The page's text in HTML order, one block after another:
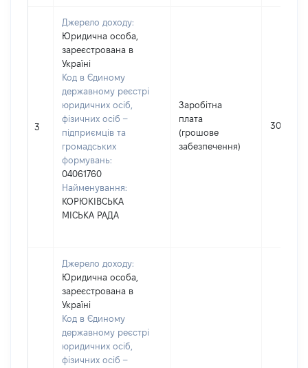
3
Джерело доходу:
Юридична особа,
зареєстрована в
Україні
Код в Єдиному
державному реєстрі
юридичних осіб,
фізичних осіб –
підприємців та
громадських
формувань:
04061760
Найменування:
КОРЮКІВСЬКА
МІСЬКА РАДА
Заробітна
плата
(грошове
забезпечення)
306436
Джерело доходу:
Юридична особа,
зареєстрована в
Україні
Код в Єдиному
державному реєстрі
юридичних осіб,
фізичних осіб –